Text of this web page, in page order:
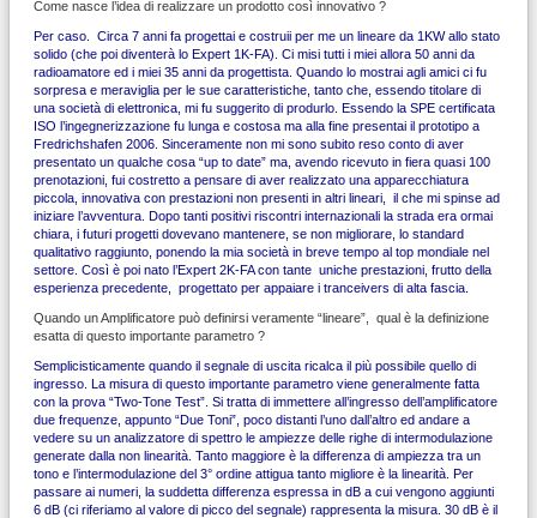
Come nasce l’idea di realizzare un prodotto così innovativo ?
Per caso. Circa 7 anni fa progettai e costruii per me un lineare da 1KW allo stato
solido (che poi diventerà lo Expert 1K-FA). Ci misi tutti i miei allora 50 anni da
radioamatore ed i miei 35 anni da progettista. Quando lo mostrai agli amici ci fu
sorpresa e meraviglia per le sue caratteristiche, tanto che, essendo titolare di
una società di elettronica, mi fu suggerito di produrlo. Essendo la SPE certificata
ISO l’ingegnerizzazione fu lunga e costosa ma alla fine presentai il prototipo a
Fredrichshafen 2006. Sinceramente non mi sono subito reso conto di aver
presentato un qualche cosa “up to date” ma, avendo ricevuto in fiera quasi 100
prenotazioni, fui costretto a pensare di aver realizzato una apparecchiatura
piccola, innovativa con prestazioni non presenti in altri lineari, il che mi spinse ad
iniziare l’avventura. Dopo tanti positivi riscontri internazionali la strada era ormai
chiara, i futuri progetti dovevano mantenere, se non migliorare, lo standard
qualitativo raggiunto, ponendo la mia società in breve tempo al top mondiale nel
settore. Così è poi nato l’Expert 2K-FA con tante uniche prestazioni, frutto della
esperienza precedente, progettato per appaiare i tranceivers di alta fascia.
Quando un Amplificatore può definirsi veramente “lineare”, qual è la definizione
esatta di questo importante parametro ?
Semplicisticamente quando il segnale di uscita ricalca il più possibile quello di
ingresso. La misura di questo importante parametro viene generalmente fatta
con la prova “Two-Tone Test”. Si tratta di immettere all’ingresso dell’amplificatore
due frequenze, appunto “Due Toni”, poco distanti l’uno dall’altro ed andare a
vedere su un analizzatore di spettro le ampiezze delle righe di intermodulazione
generate dalla non linearità. Tanto maggiore è la differenza di ampiezza tra un
tono e l’intermodulazione del 3° ordine attigua tanto migliore è la linearità. Per
passare ai numeri, la suddetta differenza espressa in dB a cui vengono aggiunti
6 dB (ci riferiamo al valore di picco del segnale) rappresenta la misura. 30 dB è il